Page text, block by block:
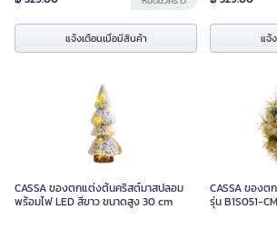
แจ้งเตือนเมื่อมีสินค้า แจ้
CASSA ของตกแต่งต้นคริสต์มาสปลอม
พร้อมไฟ LED สีขาว ขนาดสูง 30 cm
CASSA ของ
รุ่น B1S051-